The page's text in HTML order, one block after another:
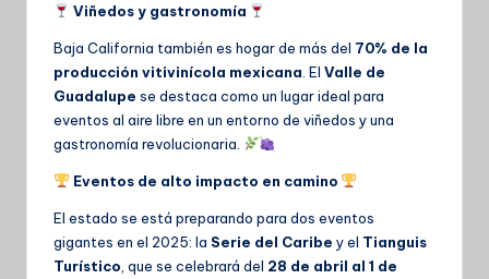
Viñedos y gastronomía
Baja California también es hogar de más del 70% de la
producción vitivinícola mexicana . El Valle de
Guadalupe se destaca como un lugar ideal para
eventos al aire libre en un entorno de viñedos y una
gastronomía revolucionaria.
Eventos de alto impacto en camino
El estado se está preparando para dos eventos
gigantes en el 2025: la Serie del Caribe y el Tianguis
Turístico , que se celebrará del 28 de abril al 1 de